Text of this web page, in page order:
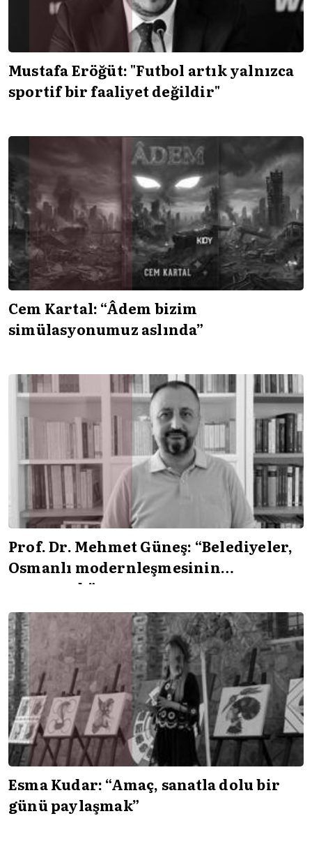
Mustafa Eröğüt: "Futbol artık yalnızca
sportif bir faaliyet değildir"
Cem Kartal: “Âdem bizim
simülasyonumuz aslında”
Prof. Dr. Mehmet Güneş: “Belediyeler,
Osmanlı modernleşmesinin
parçasıydı”
Esma Kudar: “Amaç, sanatla dolu bir
günü paylaşmak”